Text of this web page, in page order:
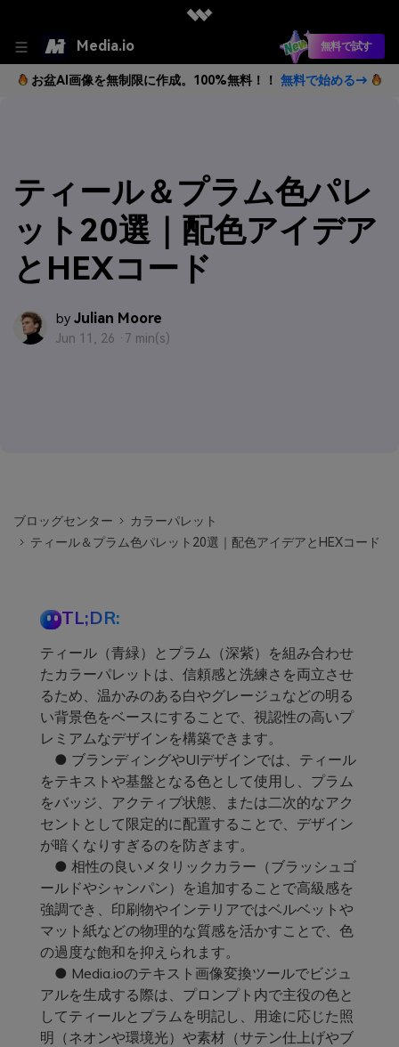
Media.io 無料で試す
お盆AI画像を無制限に作成。100%無料！！ 無料で始める→
ティール＆プラム色パレ
ット20選｜配色アイデア
とHEXコード
by Julian Moore
Jun 11, 26 · 7 min(s)
ブロッグセンター
カラーパレット
ティール＆プラム色パレット20選｜配色アイデアとHEXコード
TL;DR:
ティール（青緑）とプラム（深紫）を組み合わせ
たカラーパレットは、信頼感と洗練さを両立させ
るため、温かみのある白やグレージュなどの明る
い背景色をベースにすることで、視認性の高いプ
レミアムなデザインを構築できます。
● ブランディングやUIデザインでは、ティール
をテキストや基盤となる色として使用し、プラム
をバッジ、アクティブ状態、または二次的なアク
セントとして限定的に配置することで、デザイン
が暗くなりすぎるのを防ぎます。
● 相性の良いメタリックカラー（ブラッシュゴ
ールドやシャンパン）を追加することで高級感を
強調でき、印刷物やインテリアではベルベットや
マット紙などの物理的な質感を活かすことで、色
の過度な飽和を抑えられます。
● Media.ioのテキスト画像変換ツールでビジュ
アルを生成する際は、プロンプト内で主役の色と
してティールとプラムを明記し、用途に応じた照
明（ネオンや環境光）や素材（サテン仕上げやブ